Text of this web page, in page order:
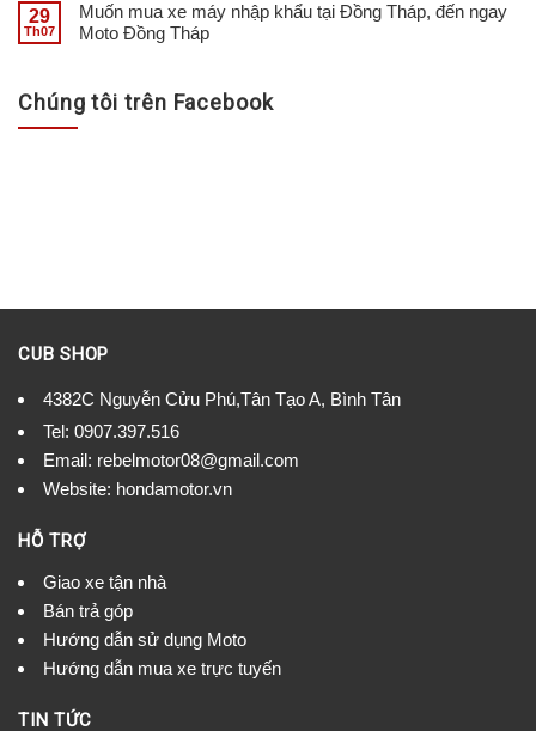
29
Th07
Muốn mua xe máy nhập khẩu tại Đồng Tháp, đến ngay
Moto Đồng Tháp
Chúng tôi trên Facebook
CUB SHOP
4382C Nguyễn Cửu Phú,Tân Tạo A, Bình Tân
Tel: 0907.397.516
Email: rebelmotor08@gmail.com
Website: hondamotor.vn
HỖ TRỢ
Giao xe tận nhà
Bán trả góp
Hướng dẫn sử dụng Moto
Hướng dẫn mua xe trực tuyến
TIN TỨC